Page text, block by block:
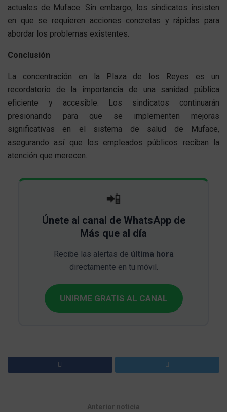
actuales de Muface. Sin embargo, los sindicatos insisten
en que se requieren acciones concretas y rápidas para
abordar los problemas existentes.
Conclusión
La concentración en la Plaza de los Reyes es un
recordatorio de la importancia de una sanidad pública
eficiente y accesible. Los sindicatos continuarán
presionando para que se implementen mejoras
significativas en el sistema de salud de Muface,
asegurando así que los empleados públicos reciban la
atención que merecen.
📲
Únete al canal de WhatsApp de
Más que al día
Recibe las alertas de última hora
directamente en tu móvil.
UNIRME GRATIS AL CANAL
Anterior noticia